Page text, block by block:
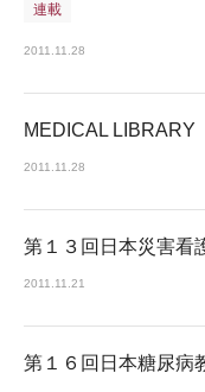
連載
2011.11.28
MEDICAL
2011.11.28
第１３回日本災害看
2011.11.21
第１６回日本糖尿病